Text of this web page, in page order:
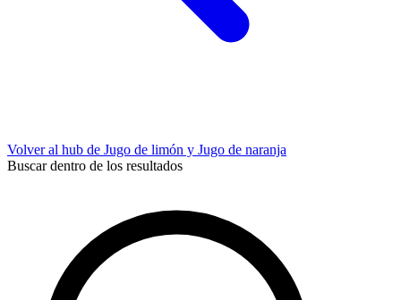
Volver al hub de Jugo de limón y Jugo de naranja
Buscar dentro de los resultados